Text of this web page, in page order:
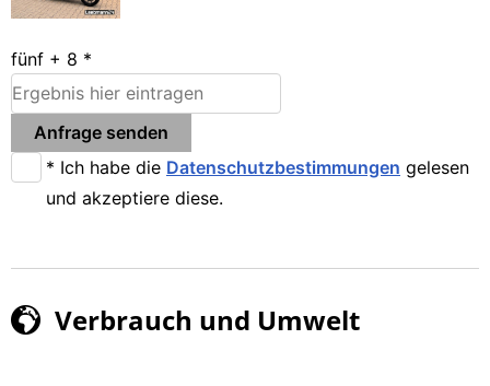
fünf + 8 *
Anfra­ge sen­den
* Ich habe die Daten­schutz­be­stim­mun­gen gele­sen
und akzep­tie­re die­se.
Ver­brauch und Umwelt